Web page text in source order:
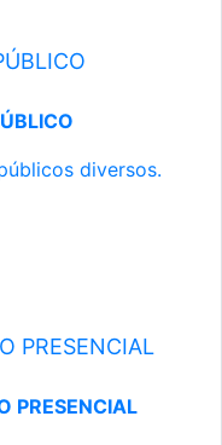
diversos.
PRESENCIAL
PRESENCIAL